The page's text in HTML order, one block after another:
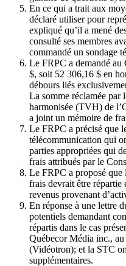
En ce qui a trait aux
déclaré utiliser pour
expliqué qu’il a mené
consulté ses membres
commandé un sondage
Le FRPC a demandé au
$, soit 52 306,16 $ en
débours liés
La somme réclamée par
harmonisée (TVH) de
a joint un mémoire de
Le FRPC a précisé que
télécommunication qui
parties appropriées qui
frais attribués par le
Le FRPC a proposé que
frais devrait être répartie
revenus provenant
En réponse à une lettre
potentiels demandant
répartis dans le cas
Québecor Média inc.,
(Vidéotron); et la STC
supplémentaires.